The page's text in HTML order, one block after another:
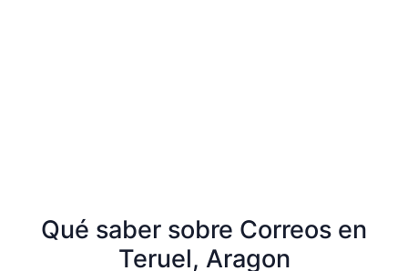
Qué saber sobre Correos en
Teruel, Aragon